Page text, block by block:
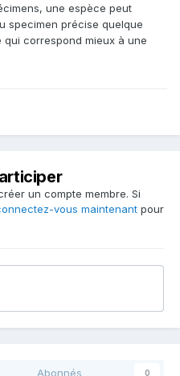
une espèce peut
specimen précise quelque
correspond mieux à une
un compte membre. Si
vous maintenant pour
Abonnés 0